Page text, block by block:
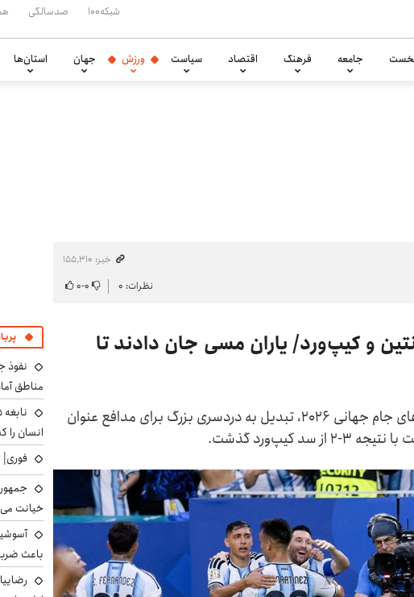
شبکه۱۰۰ صدسالگی
جامعه فرهنگ اقتصاد سیاست ورزش جهان استان‌ها
خبر: ۱۵۵٬۳۱۰
نظرات: ۰ ۰-۰
و کیپ‌ورد/ یاران مسی جان دادند تا
یکی از قابل احترام‌ترین تیم های جام جهانی ۲۰۲۶، تبدیل به دردسری بزرگ برای مدافع عنوان
سد کیپ‌ورد گذشت.
نفوذ
مناطق
انسان
فوری|
خیانت
باعث ضربه مغزی ۷۰۰